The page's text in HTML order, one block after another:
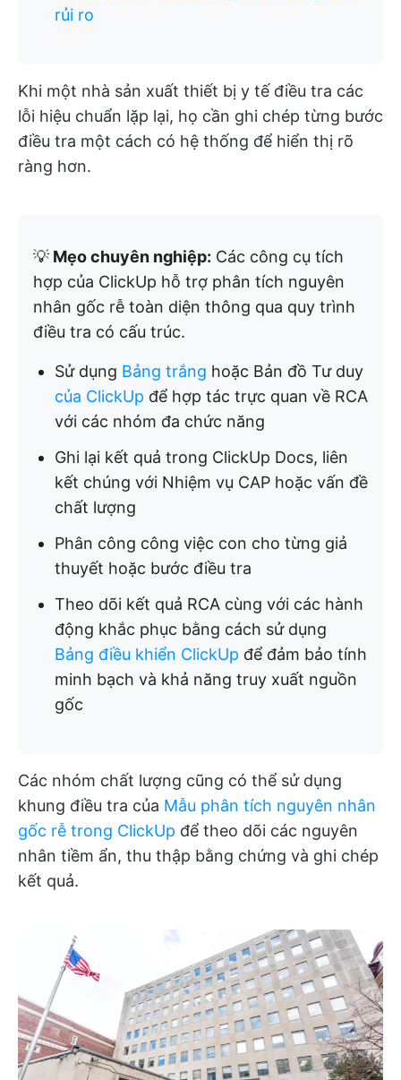
rủi ro
Khi một nhà sản xuất thiết bị y tế điều tra các
lỗi hiệu chuẩn lặp lại, họ cần ghi chép từng bước
điều tra một cách có hệ thống để hiển thị rõ
ràng hơn.
💡 Mẹo chuyên nghiệp: Các công cụ tích
hợp của ClickUp hỗ trợ phân tích nguyên
nhân gốc rễ toàn diện thông qua quy trình
điều tra có cấu trúc.
Sử dụng Bảng trắng hoặc Bản đồ Tư duy
của ClickUp để hợp tác trực quan về RCA
với các nhóm đa chức năng
Ghi lại kết quả trong ClickUp Docs, liên
kết chúng với Nhiệm vụ CAP hoặc vấn đề
chất lượng
Phân công công việc con cho từng giả
thuyết hoặc bước điều tra
Theo dõi kết quả RCA cùng với các hành
động khắc phục bằng cách sử dụng
Bảng điều khiển ClickUp để đảm bảo tính
minh bạch và khả năng truy xuất nguồn
gốc
Các nhóm chất lượng cũng có thể sử dụng
khung điều tra của Mẫu phân tích nguyên nhân
gốc rễ trong ClickUp để theo dõi các nguyên
nhân tiềm ẩn, thu thập bằng chứng và ghi chép
kết quả.